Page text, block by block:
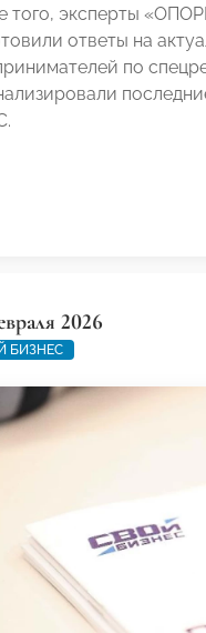
того, эксперты
ответы на
по
2026
БИЗНЕС